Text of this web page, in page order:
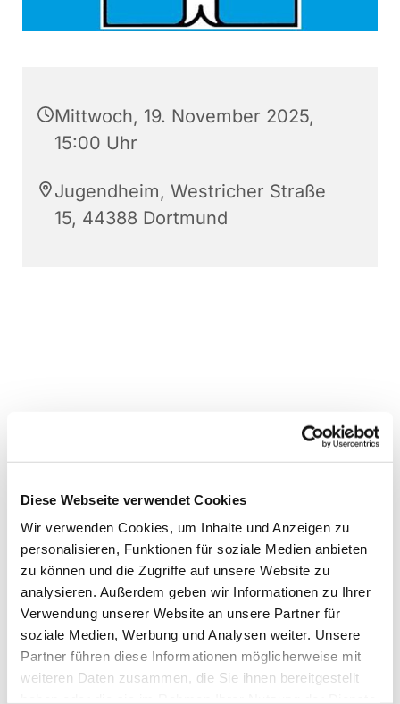
Diese Webseite verwendet Cookies
Wir verwenden Cookies, um Inhalte und Anzeigen zu
personalisieren, Funktionen für soziale Medien anbieten
zu können und die Zugriffe auf unsere Website zu
analysieren. Außerdem geben wir Informationen zu Ihrer
Verwendung unserer Website an unsere Partner für
soziale Medien, Werbung und Analysen weiter. Unsere
Partner führen diese Informationen möglicherweise mit
weiteren Daten zusammen, die Sie ihnen bereitgestellt
Mittwoch, 19. November 2025,
15:00 Uhr
Jugendheim, Westricher Straße
15, 44388 Dortmund
Dies könnte Sie auch